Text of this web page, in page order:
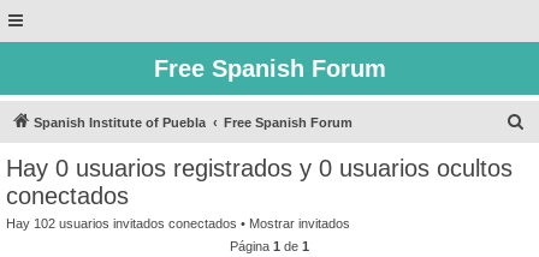
Free Spanish Forum
Spanish Institute of Puebla Free Spanish Forum
Hay 0 usuarios registrados y 0 usuarios ocultos
conectados
Hay 102 usuarios invitados conectados • Mostrar invitados
Página 1 de 1